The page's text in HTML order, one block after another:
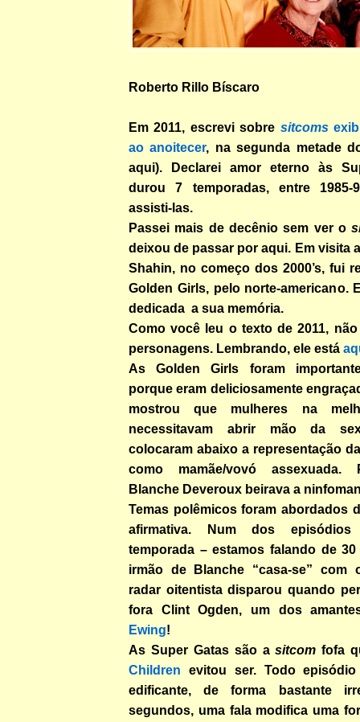
Roberto Rillo Bíscaro
Em 2011, escrevi sobre sitcoms
ao anoitecer, na segunda metade
aqui). Declarei amor eterno às
durou 7 temporadas, entre 1985-
assisti-las.
Passei mais de decênio sem ver o
deixou de passar por aqui. Em visita
Shahin, no começo dos 2000’s, fui
Golden Girls, pelo norte-americano.
dedicada a sua memória.
Como você leu o texto de 2011,
personagens. Lembrando, ele está
As Golden Girls foram
porque eram deliciosamente
mostrou que mulheres na
necessitavam abrir mão da
colocaram abaixo a representação
como mamãe/vovó assexuada.
Blanche Deveroux beirava a
Temas polêmicos foram abordados
afirmativa. Num dos
temporada – estamos falando de
irmão de Blanche “casa-se” com
radar oitentista disparou quando
fora Clint Ogden, um dos
Ewing!
As Super Gatas são asitcom fofa
Children evitou ser. Todo
edificante, de forma bastante
segundos, uma fala modifica uma